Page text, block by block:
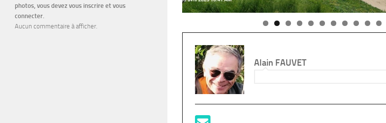
Alain FAUVET
photos, vous devez vous inscrire et vous
connecter.
Aucun commentaire à afficher.